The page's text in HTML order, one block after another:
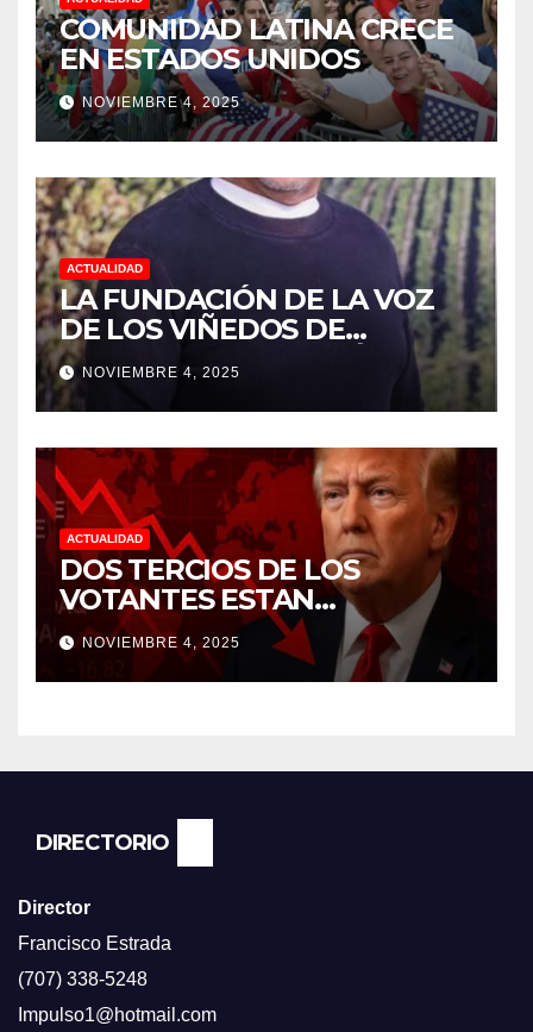
COMUNIDAD LATINA CRECE
EN ESTADOS UNIDOS
NOVIEMBRE 4, 2025
ACTUALIDAD
LA FUNDACIÓN DE LA VOZ
DE LOS VIÑEDOS DE
SONOMA RECONOCIÓ A
CUATRO “ EMPLEADOS DEL
MES” POR SU LIDERAZGO Y
DEDICACIÓN EN LOS
VIÑEDOS
NOVIEMBRE 4, 2025
ACTUALIDAD
DOS TERCIOS DE LOS
VOTANTES ESTAN
FRUSTRADOS CON TRUMP
PORQUE EL COSTO DE VIDA
CADA DIA SUBE Y LA
NEWS.
NOVIEMBRE 4, 2025
DIRECTORIO
Director
Francisco Estrada
(707) 338-5248
Impulso1@hotmail.com